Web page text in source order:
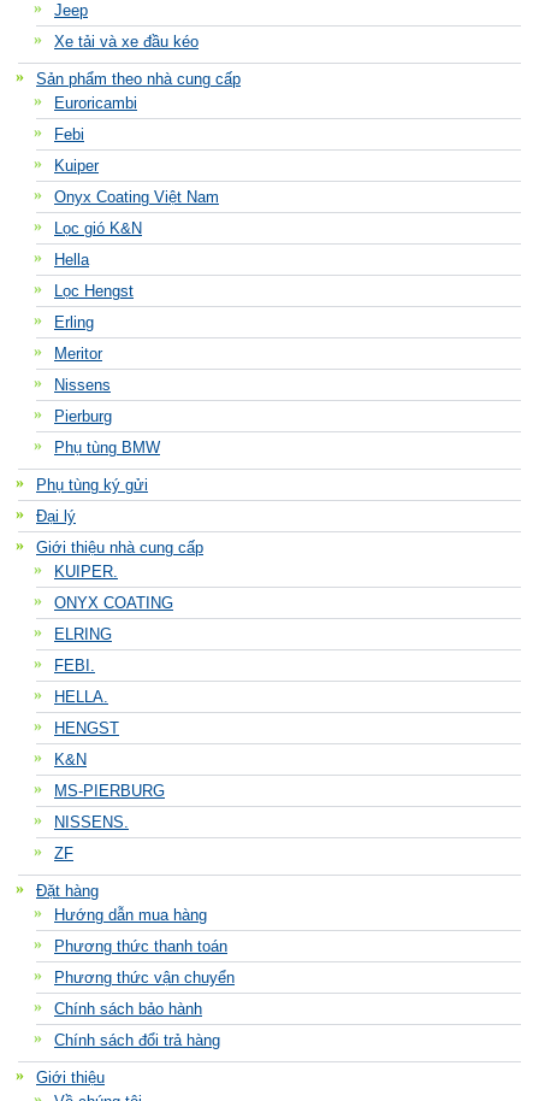
Jeep
Xe tải và xe đầu kéo
Sản phẩm theo nhà cung cấp
Euroricambi
Febi
Kuiper
Onyx Coating Việt Nam
Lọc gió K&N
Hella
Lọc Hengst
Erling
Meritor
Nissens
Pierburg
Phụ tùng BMW
Phụ tùng ký gửi
Đại lý
Giới thiệu nhà cung cấp
KUIPER.
ONYX COATING
ELRING
FEBI.
HELLA.
HENGST
K&N
MS-PIERBURG
NISSENS.
ZF
Đặt hàng
Hướng dẫn mua hàng
Phương thức thanh toán
Phương thức vận chuyển
Chính sách bảo hành
Chính sách đổi trả hàng
Giới thiệu